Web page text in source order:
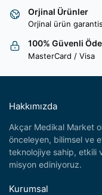
Orjinal Ürünler
Orjinal ürün
100% Güvenli
MasterCard / Visa
Hakkımızda
Akçar Medikal Market
önceleyen, bilimsel ve
teknolojiye sahip, etkili
misyon ediniyoruz.
Kurumsal